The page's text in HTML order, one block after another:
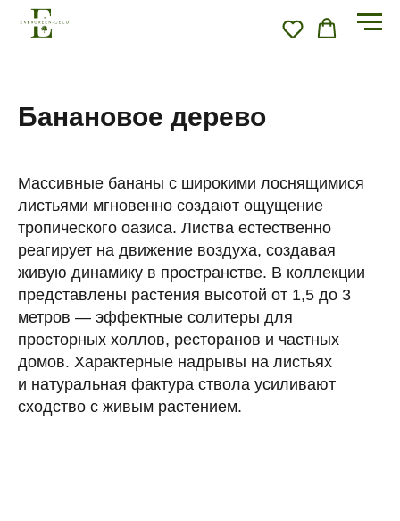
Банановое дерево
Массивные бананы с широкими лоснящимися
листьями мгновенно создают ощущение
тропического оазиса. Листва естественно
реагирует на движение воздуха, создавая
живую динамику в пространстве. В коллекции
представлены растения высотой от 1,5 до 3
метров — эффектные солитеры для
просторных холлов, ресторанов и частных
домов. Характерные надрывы на листьях
и натуральная фактура ствола усиливают
сходство с живым растением.